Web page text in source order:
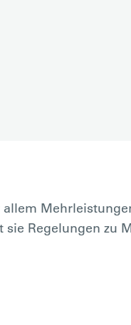
Regelungen zu